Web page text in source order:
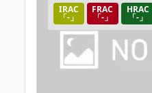
IRAC
「-」
FRAC
「-」
HRAC
「-」